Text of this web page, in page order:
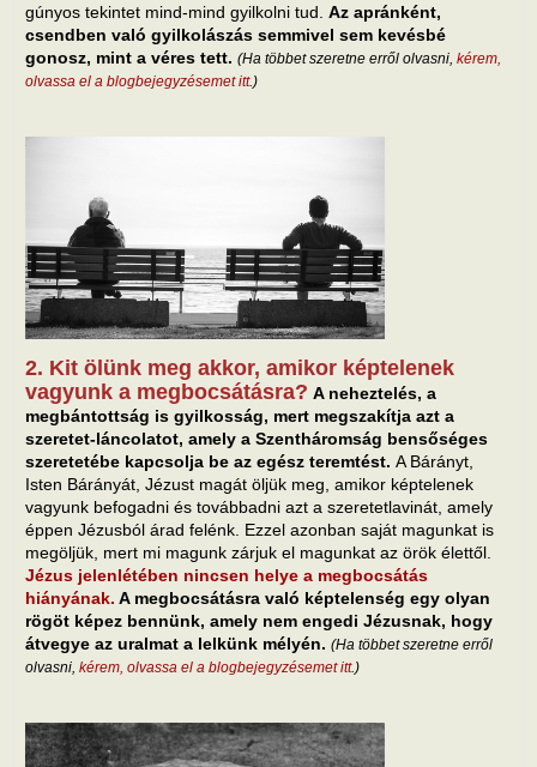
gúnyos tekintet mind-mind gyilkolni tud. Az apránként,
csendben való gyilkolászás semmivel sem kevésbé
gonosz, mint a véres tett. (Ha többet szeretne erről olvasni, kérem,
olvassa el a blogbejegyzésemet itt.)
2. Kit ölünk meg akkor, amikor képtelenek
vagyunk a megbocsátásra? A neheztelés, a
megbántottság is gyilkosság, mert megszakítja azt a
szeretet-láncolatot, amely a Szentháromság bensőséges
szeretetébe kapcsolja be az egész teremtést. A Bárányt,
Isten Bárányát, Jézust magát öljük meg, amikor képtelenek
vagyunk befogadni és továbbadni azt a szeretetlavinát, amely
éppen Jézusból árad felénk. Ezzel azonban saját magunkat is
megöljük, mert mi magunk zárjuk el magunkat az örök élettől.
Jézus jelenlétében nincsen helye a megbocsátás
hiányának. A megbocsátásra való képtelenség egy olyan
rögöt képez bennünk, amely nem engedi Jézusnak, hogy
átvegye az uralmat a lelkünk mélyén. (Ha többet szeretne erről
olvasni, kérem, olvassa el a blogbejegyzésemet itt.)